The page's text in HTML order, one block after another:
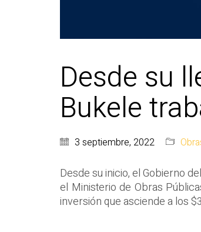
Desde su
Bukele
3 septiembre, 2022
Desde su inicio, el Gobierno
el Ministerio de Obras
inversión que asciende a los